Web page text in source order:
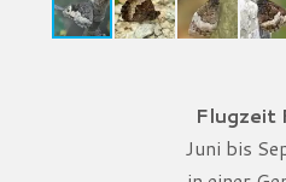
Flugzeit
Juni bis